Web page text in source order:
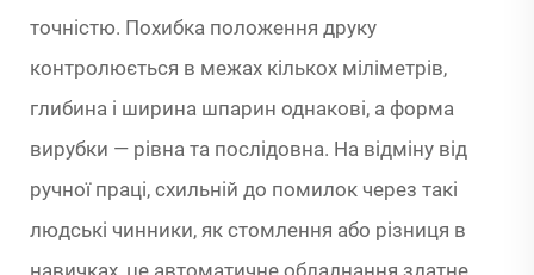
точністю. Похибка положення друку
контролюється в межах кількох міліметрів,
глибина і ширина шпарин однакові, а форма
вирубки — рівна та послідовна. На відміну від
ручної праці, схильній до помилок через такі
людські чинники, як стомлення або різниця в
навичках, це автоматичне обладнання здатне